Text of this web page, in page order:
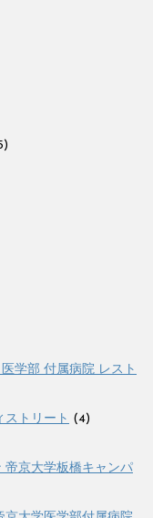
学部 付属病院 レスト
ストリート (4)
帝京大学板橋キャンパ